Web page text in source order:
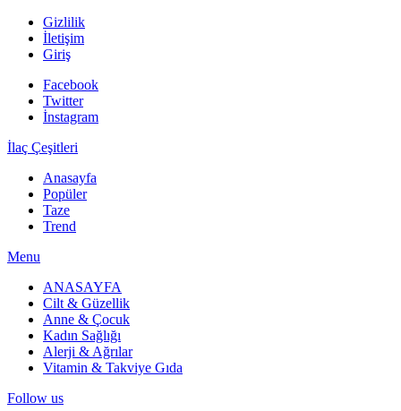
Gizlilik
İletişim
Giriş
Facebook
Twitter
İnstagram
İlaç Çeşitleri
Anasayfa
Popüler
Taze
Trend
Menu
ANASAYFA
Cilt & Güzellik
Anne & Çocuk
Kadın Sağlığı
Alerji & Ağrılar
Vitamin & Takviye Gıda
Follow us